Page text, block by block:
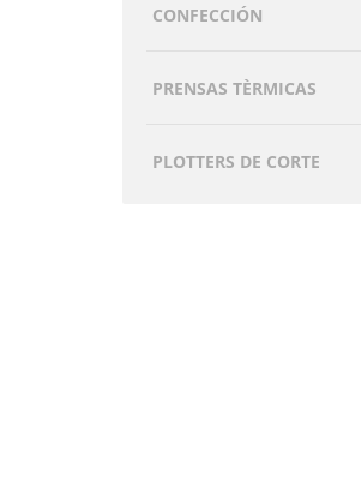
CONFECCIÓN
PRENSAS TÈRMICAS
PLOTTERS DE CORTE